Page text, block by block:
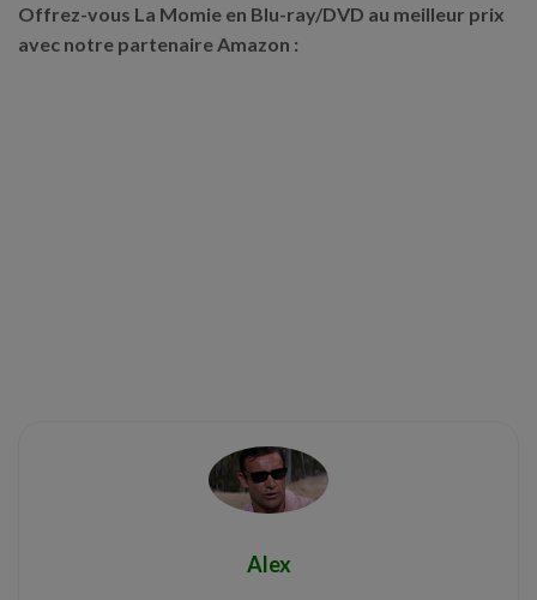
Offrez-vous La Momie en Blu-ray/DVD au meilleur prix
avec notre partenaire Amazon :
Alex